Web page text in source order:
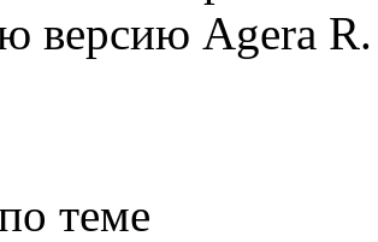
версию Agera R.
теме